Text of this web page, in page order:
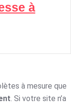
à
à mesure que
. Si votre site n’a